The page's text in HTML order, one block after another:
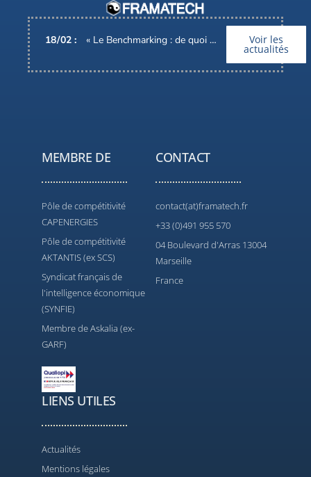
18/02 : « Le Benchmarking : de quoi parle-t-on ? », Interview d’Alain BARONI, Pdg de FRAMATECH Voir les
actualités
MEMBRE DE
Pôle de compétitivité
CAPENERGIES
Pôle de compétitivité
AKTANTIS (ex SCS)
Syndicat français de
l'intelligence économique
(SYNFIE)
Membre de Askalia (ex-
GARF)
CONTACT
contact(at)framatech.fr
+33 (0)491 955 570
04 Boulevard d'Arras 13004
Marseille
France
LIENS UTILES
Actualités
Mentions légales